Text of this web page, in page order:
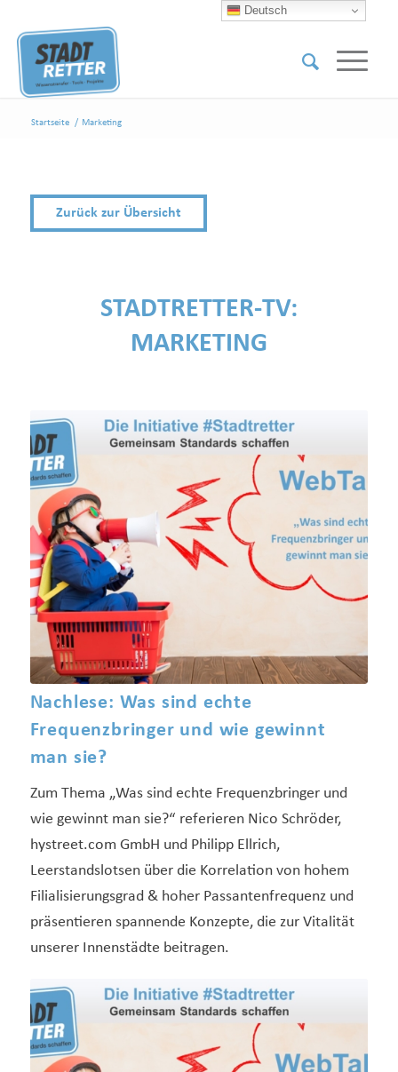
Startseite / Marketing
Zurück zur Übersicht
STADTRETTER-TV:
MARKETING
Nachlese: Was sind echte
Frequenzbringer und wie gewinnt
man sie?
Zum Thema „Was sind echte Frequenzbringer und
wie gewinnt man sie?“ referieren Nico Schröder,
hystreet.com GmbH und Philipp Ellrich,
Leerstandslotsen über die Korrelation von hohem
Filialisierungsgrad & hoher Passantenfrequenz und
präsentieren spannende Konzepte, die zur Vitalität
unserer Innenstädte beitragen.
Deutsch